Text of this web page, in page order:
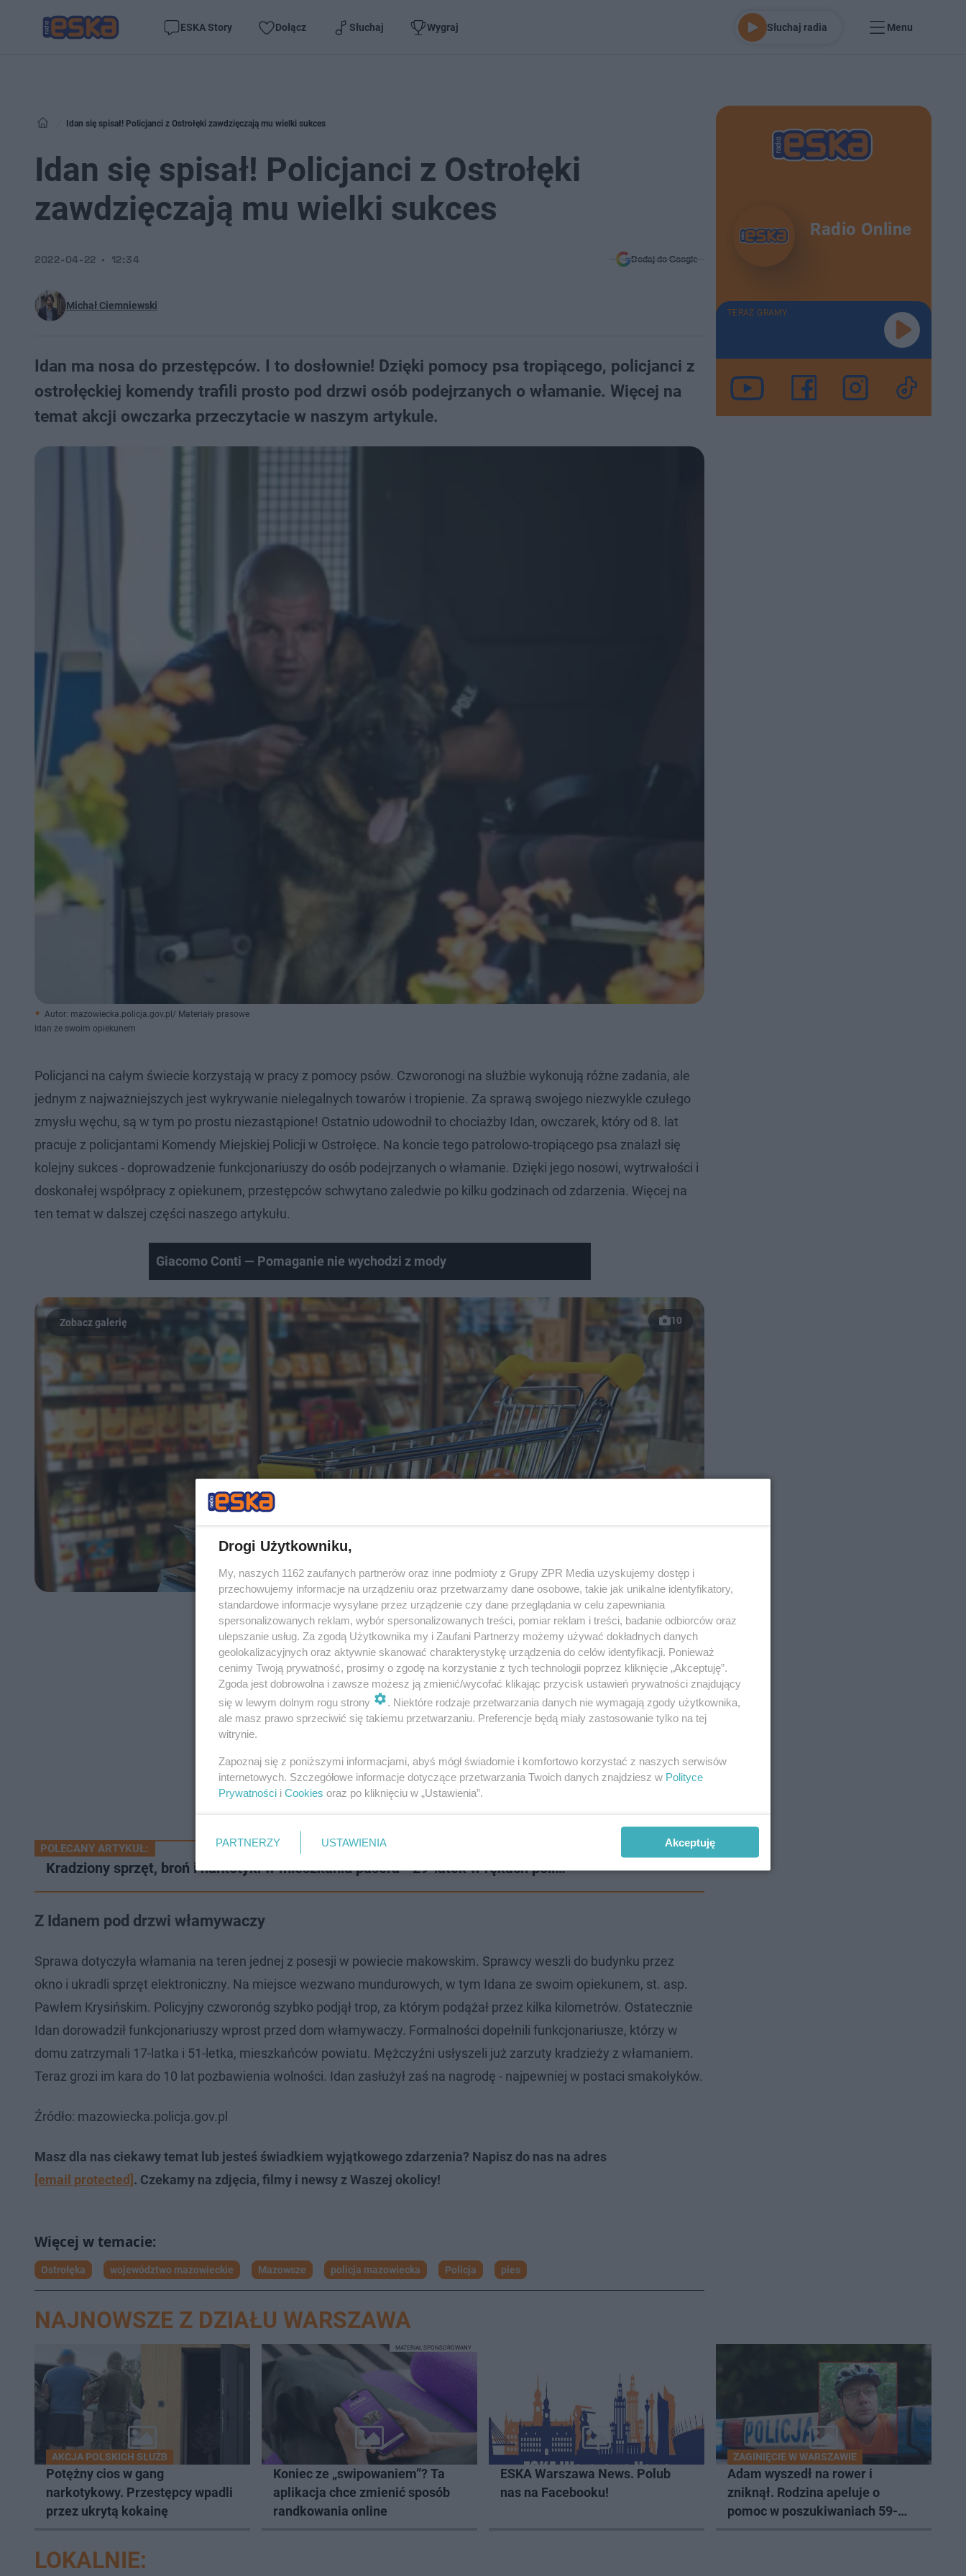
ESKA Story Dołącz Słuchaj Wygraj Słuchaj radia Menu
Idan się spisał! Policjanci z Ostrołęki zawdzięczają mu wielki sukces
Idan się spisał! Policjanci z Ostrołęki
zawdzięczają mu wielki sukces
Michał Ciemniewski
2022-04-22 12:34 Dodaj do Google
Idan ma nosa do przestępców. I to dosłownie! Dzięki pomocy psa tropiącego, policjanci z
ostrołęckiej komendy trafili prosto pod drzwi osób podejrzanych o włamanie. Więcej na
temat akcji owczarka przeczytacie w naszym artykule.
Autor: mazowiecka.policja.gov.pl/ Materiały prasowe
Idan ze swoim opiekunem
Policjanci na całym świecie korzystają w pracy z pomocy psów. Czworonogi na służbie wykonują różne zadania, ale
jednym z najważniejszych jest wykrywanie nielegalnych towarów i tropienie. Za sprawą swojego niezwykle czułego
zmysłu węchu, są w tym po prostu niezastąpione! Ostatnio udowodnił to chociażby Idan, owczarek, który od 8. lat
pracuje z policjantami Komendy Miejskiej Policji w Ostrołęce. Na koncie tego patrolowo-tropiącego psa znalazł się
kolejny sukces - doprowadzenie funkcjonariuszy do osób podejrzanych o włamanie. Dzięki jego nosowi, wytrwałości i
doskonałej współpracy z opiekunem, przestępców schwytano zaledwie po kilku godzinach od zdarzenia. Więcej na
ten temat w dalszej części naszego artykułu.
Giacomo Conti — Pomaganie nie wychodzi z mody
10
POLECANY ARTYKUŁ:
Kradziony sprzęt, broń i narkotyki w mieszkaniu pasera - 29-latek w rękach poli…
Z Idanem pod drzwi włamywaczy
Sprawa dotyczyła włamania na teren jednej z posesji w powiecie makowskim. Sprawcy weszli do budynku przez
okno i ukradli sprzęt elektroniczny. Na miejsce wezwano mundurowych, w tym Idana ze swoim opiekunem, st. asp.
Pawłem Krysińskim. Policyjny czworonóg szybko podjął trop, za którym podążał przez kilka kilometrów. Ostatecznie
Idan dorowadził funkcjonariuszy wprost przed dom włamywaczy. Formalności dopełnili funkcjonariusze, którzy w
domu zatrzymali 17-latka i 51-letka, mieszkańców powiatu. Mężczyźni usłyszeli już zarzuty kradzieży z włamaniem.
Teraz grozi im kara do 10 lat pozbawienia wolności. Idan zasłużył zaś na nagrodę - najpewniej w postaci smakołyków.
Źródło: mazowiecka.policja.gov.pl
Masz dla nas ciekawy temat lub jesteś świadkiem wyjątkowego zdarzenia? Napisz do nas na adres
[email protected]. Czekamy na zdjęcia, filmy i newsy z Waszej okolicy!
Ostrołęka województwo mazowieckie Mazowsze policja mazowiecka Policja pies
Radio Online
TERAZ GRAMY
NAJNOWSZE Z DZIAŁU WARSZAWA
AKCJA POLSKICH SŁUŻB
Potężny cios w gang
narkotykowy. Przestępcy wpadli
przez ukrytą kokainę
Koniec ze „swipowaniem”? Ta
aplikacja chce zmienić sposób
randkowania online
MATERIAŁ SPONSOROWANY
ESKA Warszawa News. Polub
nas na Facebooku!
ZAGINIĘCIE W WARSZAWIE
Adam wyszedł na rower i
zniknął. Rodzina apeluje o
pomoc w poszukiwaniach 59-
LOKALNIE:
Drogi Użytkowniku,
My, naszych 1162 zaufanych partnerów oraz inne podmioty z Grupy ZPR Media uzyskujemy dostęp i
przechowujemy informacje na urządzeniu oraz przetwarzamy dane osobowe, takie jak unikalne identyfikatory,
standardowe informacje wysyłane przez urządzenie czy dane przeglądania w celu zapewniania
spersonalizowanych reklam, wybór spersonalizowanych treści, pomiar reklam i treści, badanie odbiorców oraz
ulepszanie usług. Za zgodą Użytkownika my i Zaufani Partnerzy możemy używać dokładnych danych
geolokalizacyjnych oraz aktywnie skanować charakterystykę urządzenia do celów identyfikacji. Ponieważ
cenimy Twoją prywatność, prosimy o zgodę na korzystanie z tych technologii poprzez kliknięcie „Akceptuję”.
Zgoda jest dobrowolna i zawsze możesz ją zmienić/wycofać klikając przycisk ustawień prywatności znajdujący
się w lewym dolnym rogu strony
. Niektóre rodzaje przetwarzania danych nie wymagają zgody użytkownika,
ale masz prawo sprzeciwić się takiemu przetwarzaniu. Preferencje będą miały zastosowanie tylko na tej
witrynie.
Zapoznaj się z poniższymi informacjami, abyś mógł świadomie i komfortowo korzystać z naszych serwisów
internetowych. Szczegółowe informacje dotyczące przetwarzania Twoich danych znajdziesz w Polityce
Prywatności i Cookies oraz po kliknięciu w „Ustawienia”.
PARTNERZY USTAWIENIA Akceptuję